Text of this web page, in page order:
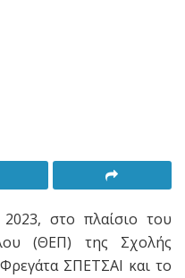
στο πλαίσιο του
(ΘΕΠ) της Σχολής
ΣΠΕΤΣΑΙ και το